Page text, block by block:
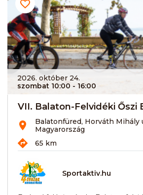
2026. október 24.
szombat 10:00 - 16:00
VII. Balaton-Felvidéki Őszi
Balatonfüred, Horváth Mihály
Magyarország
65 km
Sportaktiv.hu